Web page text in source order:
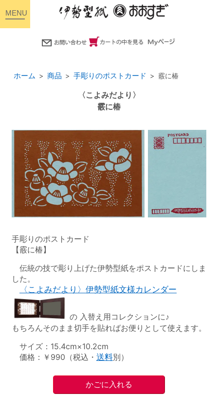
ホーム 商品 手彫りのポストカード 霰に椿
〈こよみだより〉
霰に椿
手彫りのポストカード
【霰に椿】
伝統の技で彫り上げた伊勢型紙をポストカードにしま
した。
〈こよみだより〉伊勢型紙文様カレンダー
の 入替え用コレクションに♪
もちろんそのまま切手を貼ればお便りとして使えます。
サイズ：15.4cm×10.2cm
価格：￥990（税込・ 送料別）
toggle
navigation